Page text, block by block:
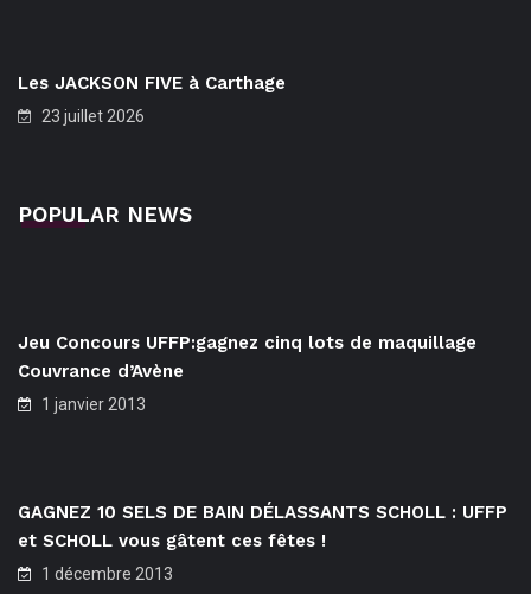
Les JACKSON FIVE à Carthage
23 juillet 2026
POPULAR NEWS
Jeu Concours UFFP:gagnez cinq lots de maquillage
Couvrance d’Avène
1 janvier 2013
GAGNEZ 10 SELS DE BAIN DÉLASSANTS SCHOLL : UFFP
et SCHOLL vous gâtent ces fêtes !
1 décembre 2013